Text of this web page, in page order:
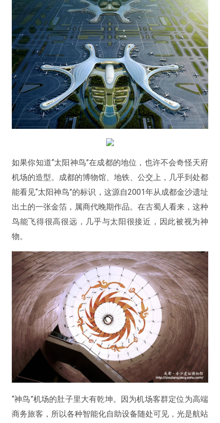
如果你知道“太阳神鸟”在成都的地位，也许不会奇怪天府
机场的造型。成都的博物馆、地铁、公交上，几乎到处都
能看见“太阳神鸟”的标识，这源自2001年从成都金沙遗址
出土的一张金箔，属商代晚期作品。在古蜀人看来，这种
鸟能飞得很高很远，几乎与太阳很接近，因此被视为神
物。
“神鸟”机场的肚子里大有乾坤。因为机场客群定位为高端
商务旅客，所以各种智能化自助设备随处可见，光是航站